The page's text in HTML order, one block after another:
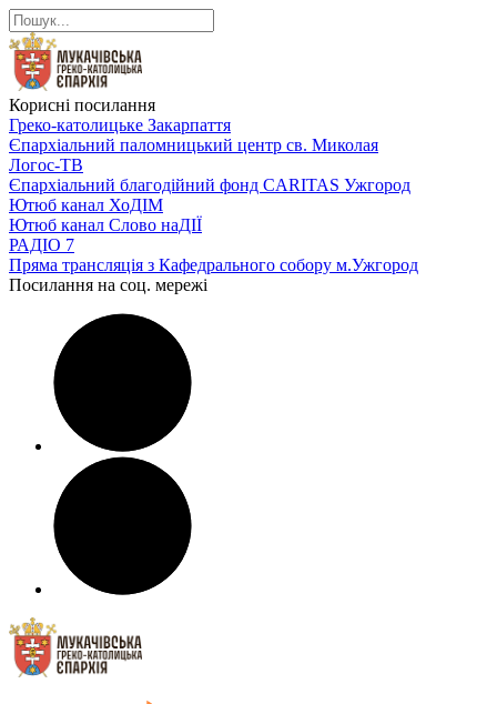
Корисні посилання
Греко-католицьке Закарпаття
Єпархіальний паломницький центр св. Миколая
Логос-ТВ
Єпархіальний благодійний фонд CARITAS Ужгород
Ютюб канал ХоДІМ
Ютюб канал Слово наДІЇ
РАДІО 7
Пряма трансляція з Кафедрального собору м.Ужгород
Посилання на соц. мережі